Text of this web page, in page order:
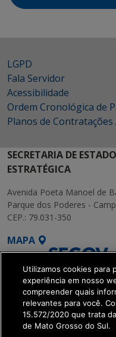
LGPD
Fala Servidor
Acessibilidade
Ordem Cronológica de
Planos de Contratações
SECRETARIA DE
ESTRATÉGICA
Avenida Poeta Manoel de
Parque dos Poderes -
CEP.: 79.031-350
MAPA
SETDIG | Secretaria-
Executiva de
Utilizamos cookies para
experiência em nosso
compreender quais
relevantes para você.
15.572/2020 que trata
de Mato Grosso do Sul.